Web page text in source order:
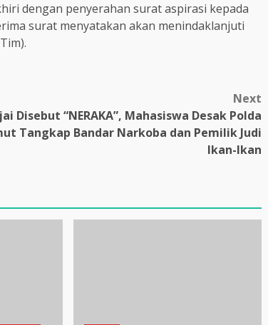
dengan penyerahan surat aspirasi kepada
surat menyatakan akan menindaklanjuti
Next
Disebut “NERAKA”, Mahasiswa Desak Polda
Tangkap Bandar Narkoba dan Pemilik Judi
Ikan-Ikan